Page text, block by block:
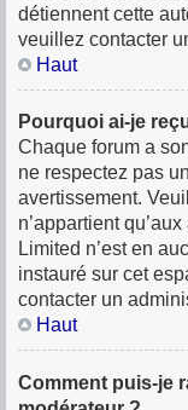
détiennent cette
veuillez contacter
Haut
Pourquoi ai-je
Chaque forum a
ne respectez pas
avertissement.
n’appartient
Limited n’est en
instauré sur cet
contacter un
Haut
Comment puis-je